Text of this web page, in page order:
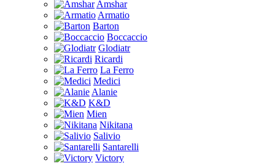
Amshar
Armatio
Barton
Boccaccio
Glodiatr
Ricardi
La Ferro
Medici
Alanie
K&D
Mien
Nikitana
Salivio
Santarelli
Victory